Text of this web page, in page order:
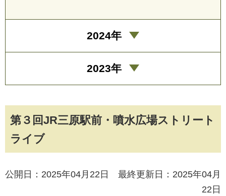
第３回JR三原駅前・噴水広場ストリート
ライブ
公開日：2025年04月22日 最終更新日：2025年04月
22日
2024年
2023年